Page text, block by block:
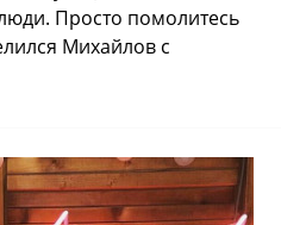
Просто помолитесь
Михайлов с